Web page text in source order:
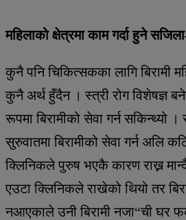
महिलाको क्षेत्रमा काम गर्दा हुने
कुनै पनि चिकित्सकका लागि बिरामी
कुनै अर्थ हुँदैन । स्त्री रोग विशेषज्ञ
रूपमा बिरामीको सेवा गर्न सकिन्थ्यो ।
सुरुवातमा बिरामीको सेवा गर्न अलि
क्लिनिकले पुरुष भएकै कारण राख्न
एउटा क्लिनिकले राखेको थियो तर
नआएकाले उनी बिरामी नजा“ची घर